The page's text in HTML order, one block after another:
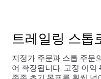
트레일링 스톱
지정가 주문과 스톱 주문
어 확장됩니다. 고정 이익